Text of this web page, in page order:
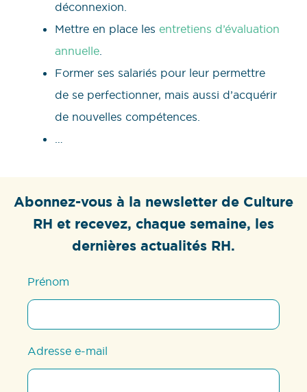
déconnexion.
Mettre en place les entretiens d’évaluation
annuelle.
Former ses salariés pour leur permettre
de se perfectionner, mais aussi d’acquérir
de nouvelles compétences.
…
Abonnez-vous à la newsletter de Culture
RH et recevez, chaque semaine, les
dernières actualités RH.
Prénom
Adresse e-mail